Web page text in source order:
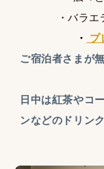
・バラ
・
プ
ご宿泊者さまが
日中は紅茶やコ
ンなどのドリン